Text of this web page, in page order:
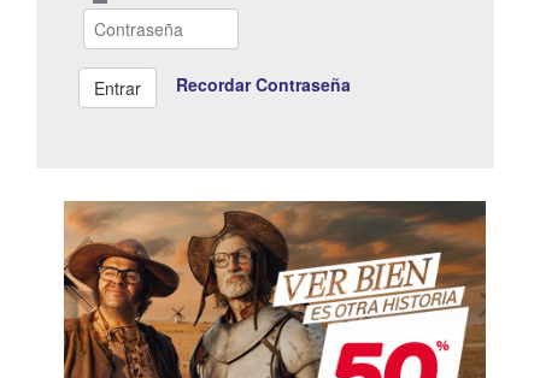
Recordar Contraseña